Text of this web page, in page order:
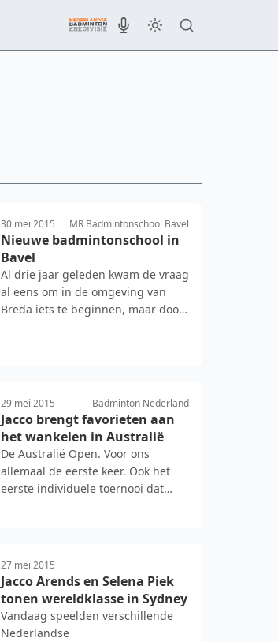
30 mei 2015 MR Badmintonschool Bavel
Nieuwe badmintonschool in
Bavel
Al drie jaar geleden kwam de vraag
al eens om in de omgeving van
Breda iets te beginnen, maar door
29 mei 2015 Badminton Nederland
Jacco brengt favorieten aan
het wankelen in Australië
De Australië Open. Voor ons
allemaal de eerste keer. Ook het
eerste individuele toernooi dat
27 mei 2015
Jacco Arends en Selena Piek
tonen wereldklasse in Sydney
Vandaag speelden verschillende
Nederlandse